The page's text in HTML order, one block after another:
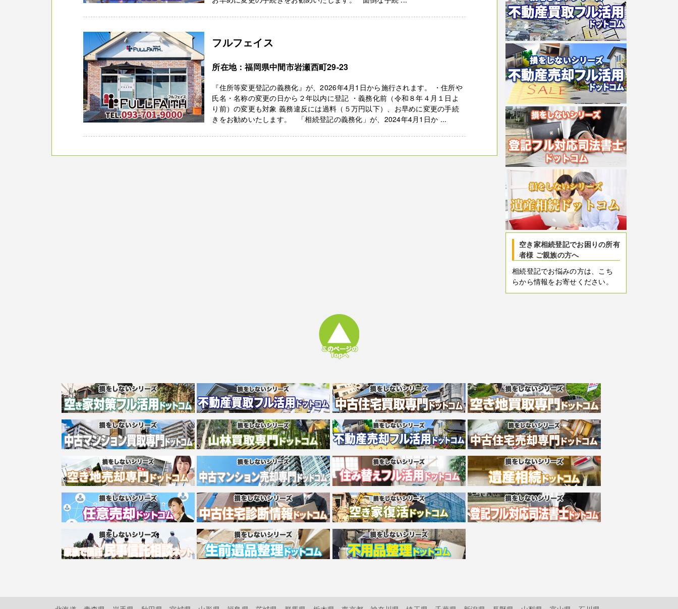
フルフェイス
所在地：福岡県中間市岩瀬西町29-23
『住所等変更登記の義務化』が、2026年4月1日から施行されます。 ・住所や
氏名・名称の変更の日から２年以内に登記 ・義務化前（令和８年４月１日よ
り前）の変更も対象 義務違反には過料（５万円以下）、お早めに変更の手続
きをお勧めいたします。 「相続登記の義務化」が、2024年4月1日か ...
空き家相続登記でお困りの所有
者様 ご親族の方へ
相続登記でお悩みの方は、こち
らから情報をお寄せください。